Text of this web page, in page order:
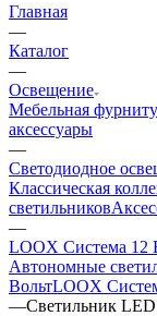
Главная
—
Каталог
—
Освещение
Мебельная
аксессуары
—
Светодиодное
Классическая
светильников
—
LOOX Система 12
Автономные
ВольтLOOX
—Светильник